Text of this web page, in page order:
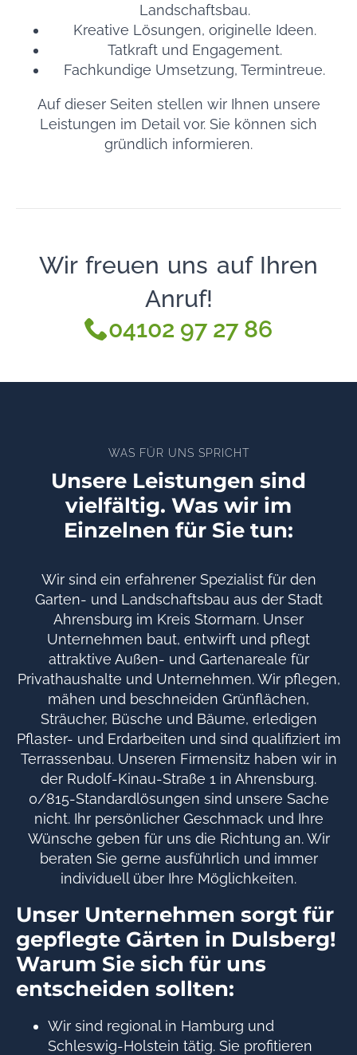
Landschaftsbau.
Kreative Lösungen, originelle Ideen.
Tatkraft und Engagement.
Fachkundige Umsetzung, Termintreue.
Auf dieser Seiten stellen wir Ihnen unsere
Leistungen im Detail vor. Sie können sich
gründlich informieren.
Wir freuen uns auf Ihren
Anruf!
04102 97 27 86
WAS FÜR UNS SPRICHT
Unsere Leistungen sind
vielfältig. Was wir im
Einzelnen für Sie tun:
Wir sind ein erfahrener Spezialist für den
Garten- und Landschaftsbau aus der Stadt
Ahrensburg im Kreis Stormarn. Unser
Unternehmen baut, entwirft und pflegt
attraktive Außen- und Gartenareale für
Privathaushalte und Unternehmen. Wir pflegen,
mähen und beschneiden Grünflächen,
Sträucher, Büsche und Bäume, erledigen
Pflaster- und Erdarbeiten und sind qualifiziert im
Terrassenbau. Unseren Firmensitz haben wir in
der Rudolf-Kinau-Straße 1 in Ahrensburg.
0/815-Standardlösungen sind unsere Sache
nicht. Ihr persönlicher Geschmack und Ihre
Wünsche geben für uns die Richtung an. Wir
beraten Sie gerne ausführlich und immer
individuell über Ihre Möglichkeiten.
Unser Unternehmen sorgt für
gepflegte Gärten in Dulsberg!
Warum Sie sich für uns
entscheiden sollten:
Wir sind regional in Hamburg und
Schleswig-Holstein tätig. Sie profitieren